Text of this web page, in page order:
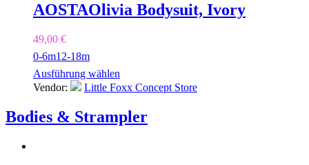
AOSTAOlivia Bodysuit, Ivory
49,00 €
0-6m12-18m
Ausführung wählen
Vendor:
Little Foxx Concept Store
Bodies & Strampler